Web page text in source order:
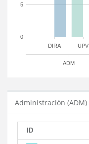
DIRA UPV
ADM
0
5
Administración (ADM)
ID